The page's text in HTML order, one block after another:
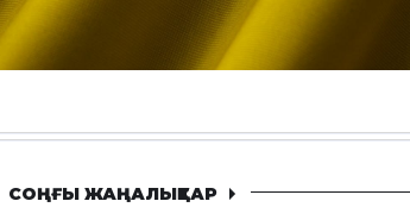
СОҢҒЫ ЖАҢАЛЫҚТАР